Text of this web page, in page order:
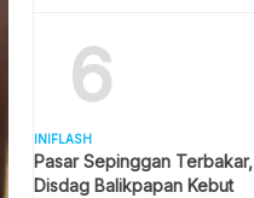
6
INIFLASH
Pasar Sepinggan Terbakar,
Disdag Balikpapan Kebut